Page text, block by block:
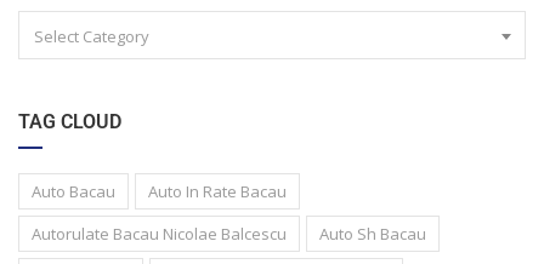
Select Category
TAG CLOUD
Auto Bacau
Auto In Rate Bacau
Autorulate Bacau Nicolae Balcescu
Auto Sh Bacau